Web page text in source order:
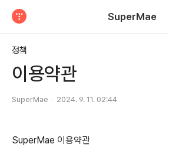
SuperMae
정책
이용약관
SuperMae 2024. 9. 11. 02:44
SuperMae 이용약관